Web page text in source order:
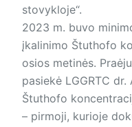
stovykloje“.
2023 m. buvo
įkalinimo Štuthofo
osios metinės.
pasiekė LGGRTC
Štuthofo
– pirmoji, kurioje